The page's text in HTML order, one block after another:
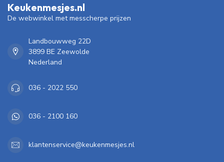
Keukenmesjes.nl
De webwinkel met messcherpe prijzen
Landbouwweg 22D
3899 BE Zeewolde
Nederland
036 - 2022 550
036 - 2100 160
klantenservice@keukenmesjes.nl